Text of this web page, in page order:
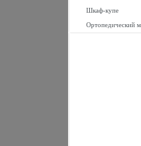
Шкаф-купе
Ортопедический